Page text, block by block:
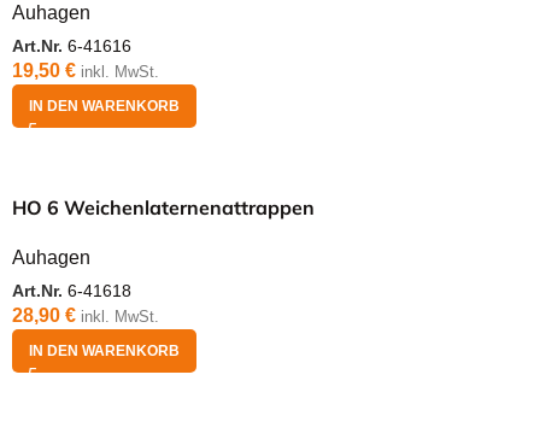
Auhagen
Art.Nr. 6-41616
19,50 € inkl. MwSt.
IN DEN WARENKORB
HO 6 Weichenlaternenattrappen
Auhagen
Art.Nr. 6-41618
28,90 € inkl. MwSt.
IN DEN WARENKORB